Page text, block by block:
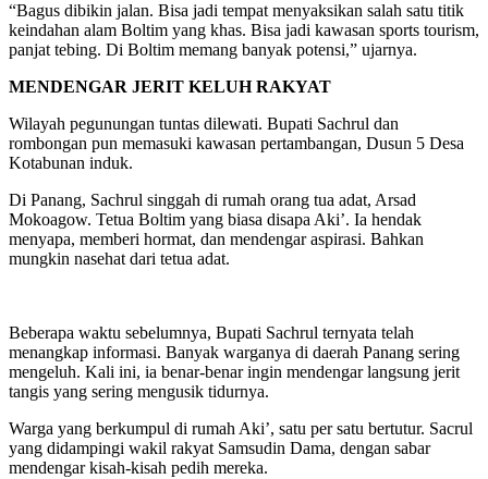
“Bagus dibikin jalan. Bisa jadi tempat menyaksikan salah satu titik
keindahan alam Boltim yang khas. Bisa jadi kawasan sports tourism,
panjat tebing. Di Boltim memang banyak potensi,” ujarnya.
MENDENGAR JERIT KELUH RAKYAT
Wilayah pegunungan tuntas dilewati. Bupati Sachrul dan
rombongan pun memasuki kawasan pertambangan, Dusun 5 Desa
Kotabunan induk.
Di Panang, Sachrul singgah di rumah orang tua adat, Arsad
Mokoagow. Tetua Boltim yang biasa disapa Aki’. Ia hendak
menyapa, memberi hormat, dan mendengar aspirasi. Bahkan
mungkin nasehat dari tetua adat.
Beberapa waktu sebelumnya, Bupati Sachrul ternyata telah
menangkap informasi. Banyak warganya di daerah Panang sering
mengeluh. Kali ini, ia benar-benar ingin mendengar langsung jerit
tangis yang sering mengusik tidurnya.
Warga yang berkumpul di rumah Aki’, satu per satu bertutur. Sacrul
yang didampingi wakil rakyat Samsudin Dama, dengan sabar
mendengar kisah-kisah pedih mereka.